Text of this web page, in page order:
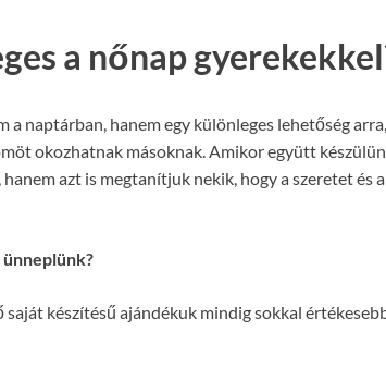
a nőnap
a naptárban, hanem egy különleges lehetőség
okozhatnak másoknak. Amikor együtt
azt is megtanítjuk nekik, hogy a szeretet és
saját készítésű ajándékuk mindig sokkal